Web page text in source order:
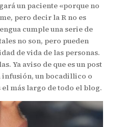
un paciente «porque no
pero decir la R no es
cumple una serie de
no son, pero pueden
de vida de las personas.
Ya aviso de que es un post
infusión, un bocadillico o
más largo de todo el blog.